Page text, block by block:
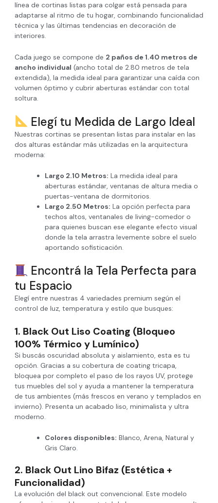
línea de cortinas listas para colgar está pensada para
adaptarse al ritmo de tu hogar, combinando funcionalidad
técnica y las últimas tendencias en decoración de
interiores.
Cada juego se compone de 2 paños de 1.40 metros de
ancho individual (ancho total de 2.80 metros de tela
extendida), la medida ideal para garantizar una caída con
volumen óptimo y cubrir aberturas estándar con total
soltura.
Elegí tu Medida de Largo Ideal
Nuestras cortinas se presentan listas para instalar en las
dos alturas estándar más utilizadas en la arquitectura
moderna:
Largo 2.10 Metros: La medida ideal para
aberturas estándar, ventanas de altura media o
puertas-ventana de dormitorios.
Largo 2.50 Metros: La opción perfecta para
techos altos, ventanales de living-comedor o
para quienes buscan ese elegante efecto visual
donde la tela arrastra levemente sobre el suelo
aportando sofisticación.
Encontrá la Tela Perfecta para
tu Espacio
Elegí entre nuestras 4 variedades premium según el
control de luz, temperatura y estilo que busques:
1. Black Out Liso Coating (Bloqueo
100% Térmico y Lumínico)
Si buscás oscuridad absoluta y aislamiento, esta es tu
opción. Gracias a su cobertura de coating tricapa,
bloquea por completo el paso de los rayos UV, protege
tus muebles del sol y ayuda a mantener la temperatura
de tus ambientes (más frescos en verano y templados en
invierno). Presenta un acabado liso, minimalista y ultra
moderno.
Colores disponibles: Blanco, Arena, Natural y
Gris Claro.
2. Black Out Lino Bifaz (Estética +
Funcionalidad)
La evolución del black out convencional. Este modelo